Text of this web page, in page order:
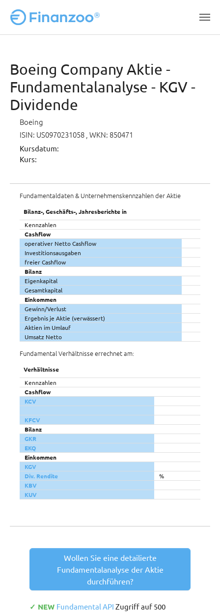
Boeing Company Aktie -
Fundamentalanalyse - KGV -
Dividende
Boeing
ISIN: US0970231058 , WKN: 850471
Kursdatum:
Kurs:
Fundamentaldaten & Unternehmenskennzahlen der Aktie
Bilanz-, Geschäfts-, Jahresberichte in
Kennzahlen
Cashflow
operativer Netto Cashflow
Investitionsausgaben
freier Cashflow
Bilanz
Eigenkapital
Gesamtkapital
Einkommen
Gewinn/Verlust
Ergebnis je Aktie (verwässert)
Aktien im Umlauf
Umsatz Netto
Fundamental Verhältnisse errechnet am:
Verhältnisse
Kennzahlen
Cashflow
KCV
KFCV
Bilanz
GKR
EKQ
Einkommen
KGV
Div. Rendite
%
KBV
KUV
Wollen Sie eine detailierte
Fundamentalanalyse der Aktie
durchführen?
✓ NEW Fundamental API Zugriff auf 500